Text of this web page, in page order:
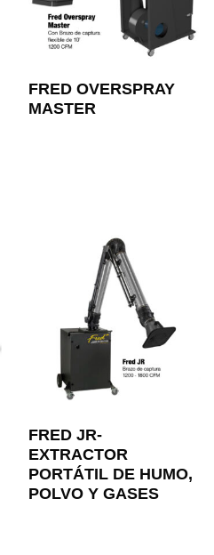
FRED OVERSPRAY
MASTER
FRED JR-
EXTRACTOR
PORTÁTIL DE HUMO,
POLVO Y GASES